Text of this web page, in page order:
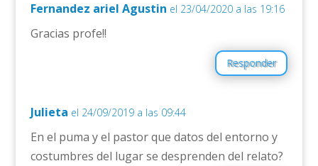
Fernandez ariel Agustin el 23/04/2020 a las 19:16
Gracias profe!!
Responder
Julieta el 24/09/2019 a las 09:44
En el puma y el pastor que datos del entorno y
costumbres del lugar se desprenden del relato?